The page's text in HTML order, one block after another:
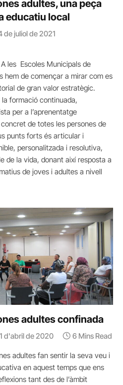
adultes, una peça
educatiu local
de juliol de 2021
A les Escoles Municipals de
hem de començar a mirar com es
de gran valor estratègic.
formació continuada,
per a l’aprenentatge
de totes les persones de
punts forts és articular i
personalitzada i resolutiva,
de la vida, donant així resposta a
de joves i adultes a nivell
adultes confinada
d'abril de 2020 6 Mins Read
adultes fan sentir la seva veu i
en aquest temps que ens
tant des de l’àmbit